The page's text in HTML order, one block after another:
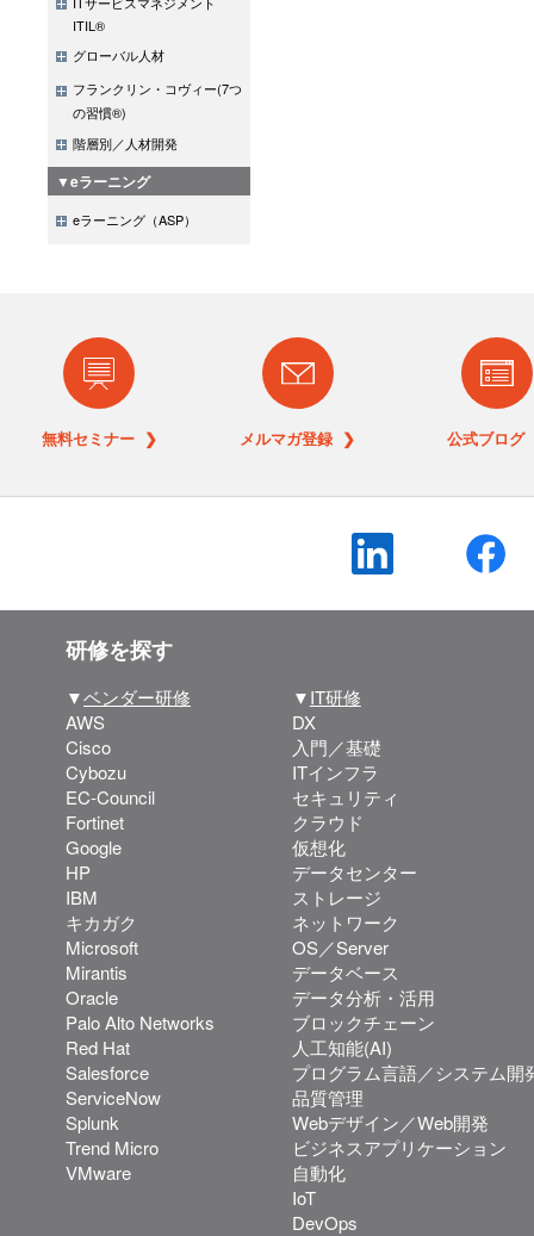
ITIL®
グローバル人材
フランクリン・コヴィー(7つ
の習慣®)
階層別／人材開発
▼eラーニング
eラーニング（ASP）
無料セミナー ❯ メルマガ登録 ❯ 公式ブロ
研修を探す
▼ベンダー研修
AWS
Cisco
Cybozu
EC-Council
Fortinet
Google
HP
IBM
キカガク
Microsoft
Mirantis
Oracle
Palo Alto Networks
Red Hat
Salesforce
ServiceNow
Splunk
Trend Micro
VMware
▼IT研修
DX
入門／基礎
ITインフラ
セキュリティ
クラウド
仮想化
データセンター
ストレージ
ネットワーク
OS／Server
データベース
データ分析・活用
ブロックチェーン
人工知能(AI)
プログラム言語／システム開
品質管理
Webデザイン／Web開発
ビジネスアプリケーション
自動化
IoT
DevOps